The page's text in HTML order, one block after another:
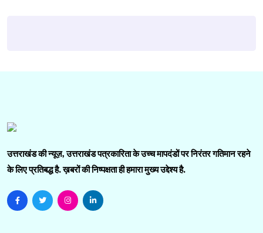
उत्तराखंड की न्यूज़, उत्तराखंड पत्रकारिता के उच्च मापदंडों पर निरंतर गतिमान रहने
के लिए प्रतिबद्ध है. ख़बरों की निष्पक्षता ही हमारा मुख्य उद्देश्य है.